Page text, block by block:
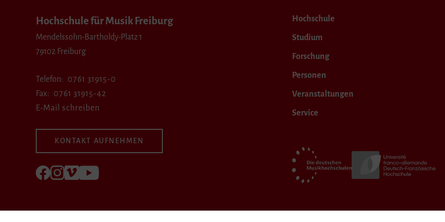
Hochschule für Musik Freiburg
Mendelssohn-Bartholdy-Platz 1
79102 Freiburg
Telefon
0761 31915-0
Fax
0761 31915-42
E-Mail schreiben
KONTAKT AUFNEHMEN
Folgen Sie uns auf Facebook
Folgen Sie uns auf Instagram
Besuchen Sie uns bei Vimeo
Hochschule
Studium
Forschung
Personen
Veranstaltungen
Service